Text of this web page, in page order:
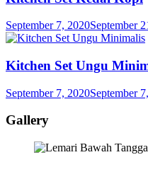
September 7, 2020September
Kitchen Set Ungu
September 7, 2020September
Gallery